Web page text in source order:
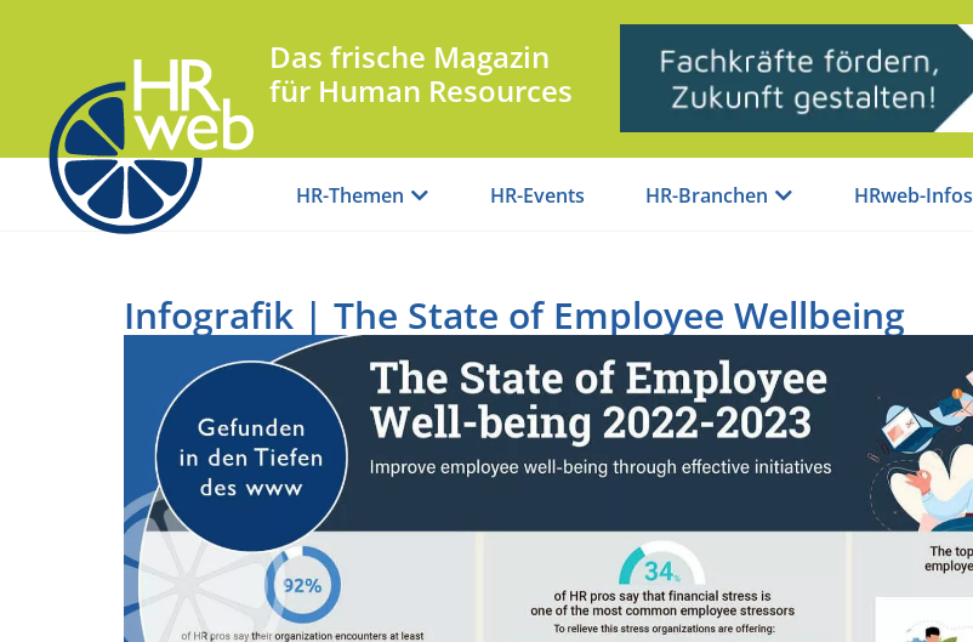
Das frische Magazin
für Human Resources
HR-Themen HR-Events HR-Branchen HRweb-Infos
Infografik | The State of Employee Wellbeing